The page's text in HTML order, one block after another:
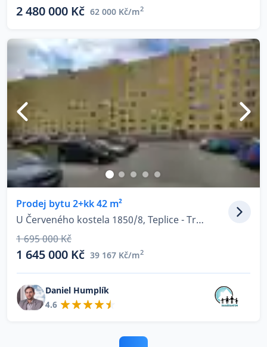
2 480 000 Kč 62 000 Kč/m2
Prodej bytu 2+kk 42 m²
U Červeného kostela 1850/8, Teplice - Trnovany
1 695 000 Kč
1 645 000 Kč 39 167 Kč/m2
Daniel Humplík
4.6